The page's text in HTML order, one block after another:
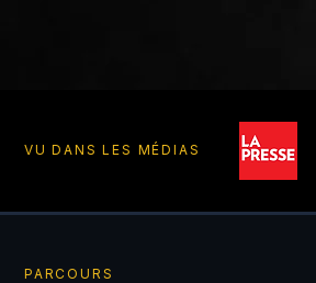
VU DANS LES MÉDIAS
PARCOURS